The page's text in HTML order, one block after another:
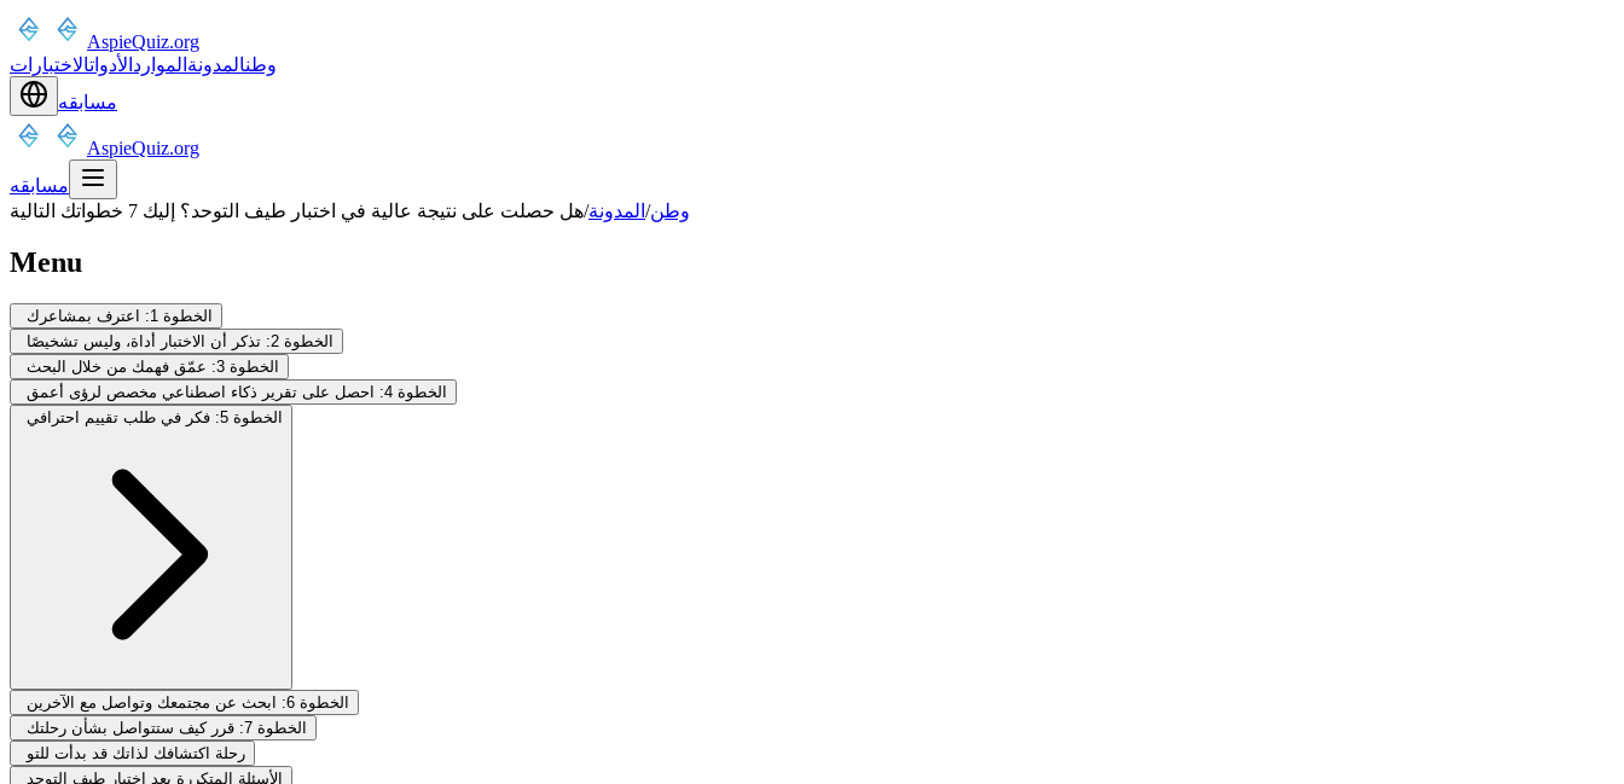
AspieQuiz.org
وطنالمدونة الموارد الأدواتالاختبارات
مسابقه
AspieQuiz.org
مسابقه
وطن/ المدونة/هل حصلت على نتيجة عالية في اختبار طيف التوحد؟ إليك 7 خطواتك التالية
Menu
الخطوة 1: اعترف بمشاعرك
الخطوة 2: تذكر أن الاختبار أداة، وليس تشخيصًا
الخطوة 3: عمّق فهمك من خلال البحث
الخطوة 4: احصل على تقرير ذكاء اصطناعي مخصص لرؤى أعمق
الخطوة 5: فكر في طلب تقييم احترافي
الخطوة 6: ابحث عن مجتمعك وتواصل مع الآخرين
الخطوة 7: قرر كيف ستتواصل بشأن رحلتك
رحلة اكتشافك لذاتك قد بدأت للتو
الأسئلة المتكررة بعد اختبار طيف التوحد